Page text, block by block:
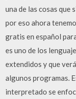
una de las cosas que
por eso ahora
gratis en español
es uno de los
extendidos y que
algunos programas.
interpretado se